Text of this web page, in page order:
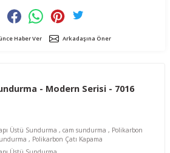
Haber Ver Arkadaşına Öner
- Modern Serisi - 7016
Üstü Sundurma ,cam sundurma , Polikarbon
, Polikarbon Çatı Kapama